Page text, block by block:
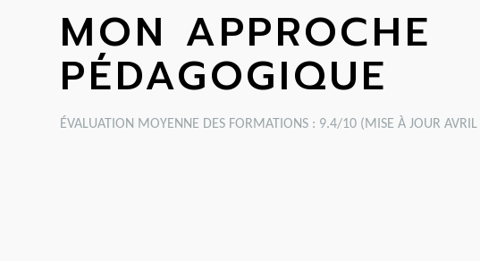
MON APPROCHE
PÉDAGOGIQUE
ÉVALUATION MOYENNE DES FORMATIONS : 9.4/10 (MISE À JOUR